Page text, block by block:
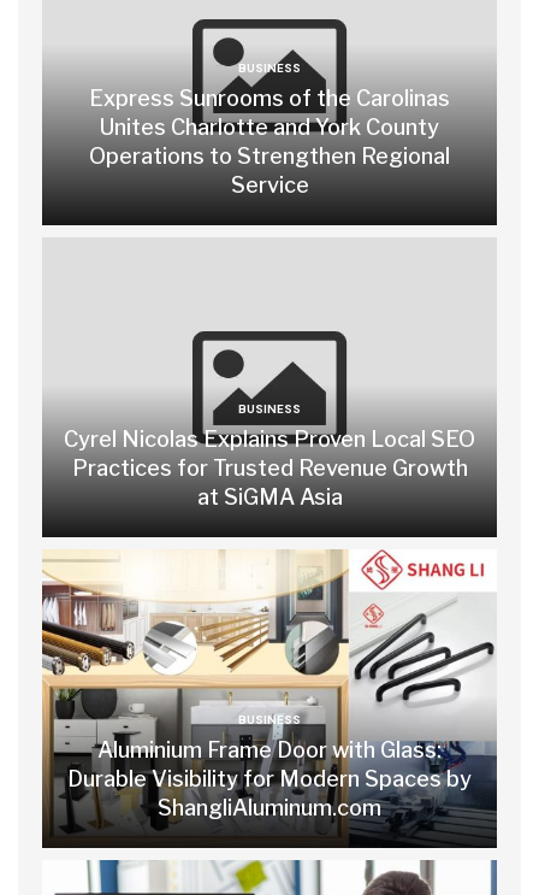
BUSINESS
Express Sunrooms of the Carolinas
Unites Charlotte and York County
Operations to Strengthen Regional
Service
BUSINESS
Cyrel Nicolas Explains Proven Local SEO
Practices for Trusted Revenue Growth
at SiGMA Asia
BUSINESS
Aluminium Frame Door with Glass:
Durable Visibility for Modern Spaces by
ShangliAluminum.com